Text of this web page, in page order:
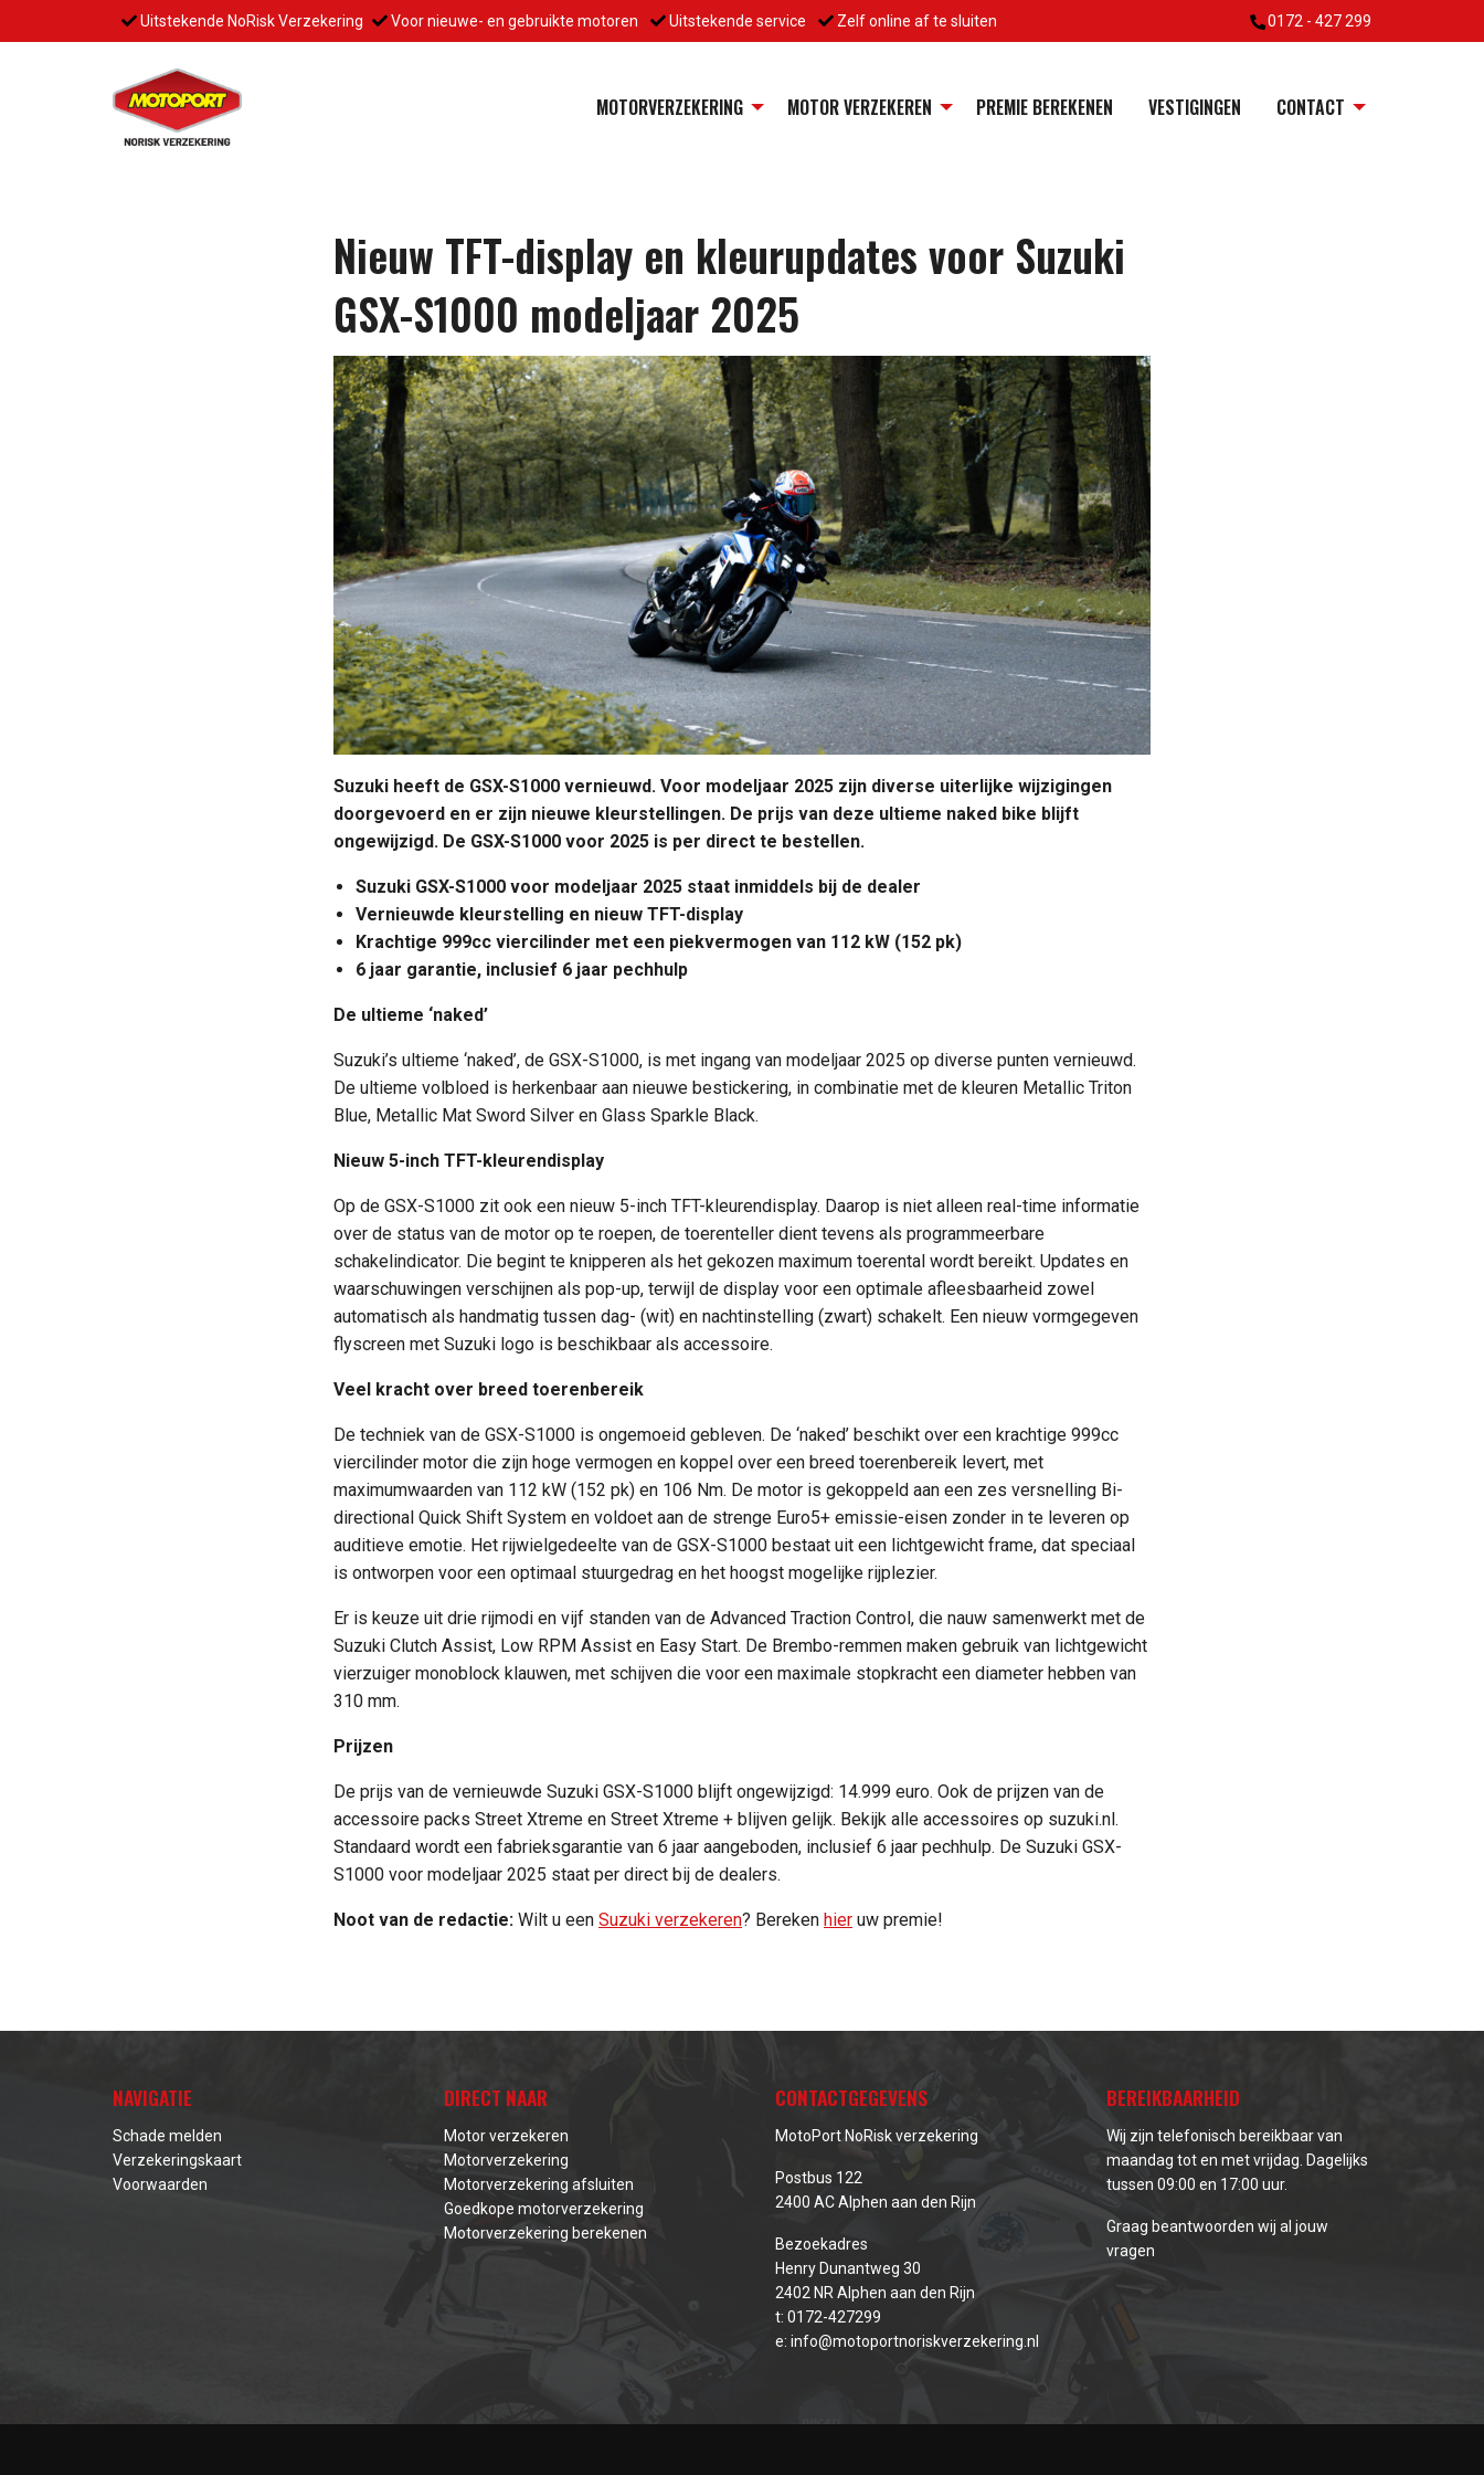
Uitstekende NoRisk Verzekering Voor nieuwe- en gebruikte motoren Uitstekende service Zelf online af te sluiten 0172 - 427 299
MOTORVERZEKERING MOTOR VERZEKEREN PREMIE BEREKENEN VESTIGINGEN CONTACT
Nieuw TFT-display en kleurupdates voor Suzuki
GSX-S1000 modeljaar 2025
Suzuki heeft de GSX-S1000 vernieuwd. Voor modeljaar 2025 zijn diverse uiterlijke wijzigingen
doorgevoerd en er zijn nieuwe kleurstellingen. De prijs van deze ultieme naked bike blijft
ongewijzigd. De GSX-S1000 voor 2025 is per direct te bestellen.
Suzuki GSX-S1000 voor modeljaar 2025 staat inmiddels bij de dealer
Vernieuwde kleurstelling en nieuw TFT-display
Krachtige 999cc viercilinder met een piekvermogen van 112 kW (152 pk)
6 jaar garantie, inclusief 6 jaar pechhulp
De ultieme ‘naked’
Suzuki’s ultieme ‘naked’, de GSX-S1000, is met ingang van modeljaar 2025 op diverse punten vernieuwd.
De ultieme volbloed is herkenbaar aan nieuwe bestickering, in combinatie met de kleuren Metallic Triton
Blue, Metallic Mat Sword Silver en Glass Sparkle Black.
Nieuw 5-inch TFT-kleurendisplay
Op de GSX-S1000 zit ook een nieuw 5-inch TFT-kleurendisplay. Daarop is niet alleen real-time informatie
over de status van de motor op te roepen, de toerenteller dient tevens als programmeerbare
schakelindicator. Die begint te knipperen als het gekozen maximum toerental wordt bereikt. Updates en
waarschuwingen verschijnen als pop-up, terwijl de display voor een optimale afleesbaarheid zowel
automatisch als handmatig tussen dag- (wit) en nachtinstelling (zwart) schakelt. Een nieuw vormgegeven
flyscreen met Suzuki logo is beschikbaar als accessoire.
Veel kracht over breed toerenbereik
De techniek van de GSX-S1000 is ongemoeid gebleven. De ‘naked’ beschikt over een krachtige 999cc
viercilinder motor die zijn hoge vermogen en koppel over een breed toerenbereik levert, met
maximumwaarden van 112 kW (152 pk) en 106 Nm. De motor is gekoppeld aan een zes versnelling Bi-
directional Quick Shift System en voldoet aan de strenge Euro5+ emissie-eisen zonder in te leveren op
auditieve emotie. Het rijwielgedeelte van de GSX-S1000 bestaat uit een lichtgewicht frame, dat speciaal
is ontworpen voor een optimaal stuurgedrag en het hoogst mogelijke rijplezier.
Er is keuze uit drie rijmodi en vijf standen van de Advanced Traction Control, die nauw samenwerkt met de
Suzuki Clutch Assist, Low RPM Assist en Easy Start. De Brembo-remmen maken gebruik van lichtgewicht
vierzuiger monoblock klauwen, met schijven die voor een maximale stopkracht een diameter hebben van
310 mm.
Prijzen
De prijs van de vernieuwde Suzuki GSX-S1000 blijft ongewijzigd: 14.999 euro. Ook de prijzen van de
accessoire packs Street Xtreme en Street Xtreme + blijven gelijk. Bekijk alle accessoires op suzuki.nl.
Standaard wordt een fabrieksgarantie van 6 jaar aangeboden, inclusief 6 jaar pechhulp. De Suzuki GSX-
S1000 voor modeljaar 2025 staat per direct bij de dealers.
Noot van de redactie: Wilt u een Suzuki verzekeren? Bereken hier uw premie!
NAVIGATIE
Schade melden
Verzekeringskaart
Voorwaarden
DIRECT NAAR
Motor verzekeren
Motorverzekering
Motorverzekering afsluiten
Goedkope motorverzekering
Motorverzekering berekenen
CONTACTGEGEVENS
MotoPort NoRisk verzekering
Postbus 122
2400 AC Alphen aan den Rijn
Bezoekadres
Henry Dunantweg 30
2402 NR Alphen aan den Rijn
t: 0172-427299
e: info@motoportnoriskverzekering.nl
BEREIKBAARHEID
Wij zijn telefonisch bereikbaar van
maandag tot en met vrijdag. Dagelijks
tussen 09:00 en 17:00 uur.
Graag beantwoorden wij al jouw
vragen